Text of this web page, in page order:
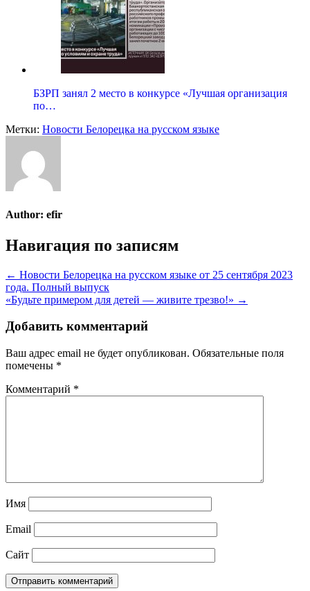
БЗРП занял 2 место в конкурсе «Лучшая организация
по…
Метки: Новости Белорецка на русском языке
Author: efir
Навигация по записям
← Новости Белорецка на русском языке от 25 сентября 2023
года. Полный выпуск
«Будьте примером для детей — живите трезво!» →
Добавить комментарий
Ваш адрес email не будет опубликован. Обязательные поля
помечены *
Комментарий *
Имя
Email
Сайт